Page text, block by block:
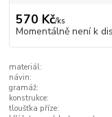
570 Kč/ks
Momentálně není k
materiál:
návin:
gramáž:
konstrukce:
tloušťka příze: